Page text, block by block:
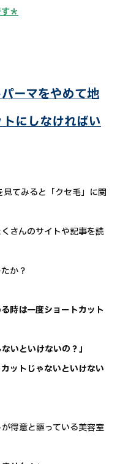
＊
ーマをやめて地
にしなければい
てみると「クセ毛」に関
さんのサイトや記事を読
か？
時は一度ショートカット
いといけないの？」
ットじゃないといけない
得意と謳っている美容室